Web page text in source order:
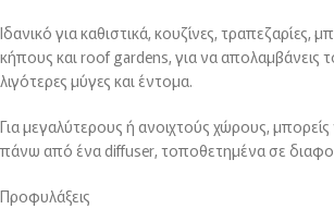
Ιδανικό για καθιστικά, κουζίνες, τραπεζαρίες,
κήπους και roof gardens, για να απολαμβάνεις
λιγότερες μύγες και έντομα.
Για μεγαλύτερους ή ανοιχτούς χώρους,
πάνω από ένα diffuser, τοποθετημένα σε
Προφυλάξεις